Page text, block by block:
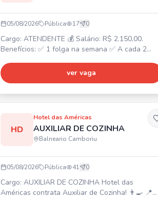
05/08/2026 Pública 17 0
Cargo: ATENDENTE 💰 Salário: R$ 2.150,00.
Benefícios: ✅ 1 folga na semana ✅ A cada 2
odontológico ✅ Convênio com a Farmácia São
João ✅ Gympass ✅ Convênio com SESC ✅
ver vaga
HD
Hotel das Américas
AUXILIAR DE COZINHA
Balneario Camboriu
05/08/2026 Pública 41 0
Cargo: AUXILIAR DE COZINHA Hotel das
Américas contrata Auxiliar de Cozinha! 👨‍🍳 📍